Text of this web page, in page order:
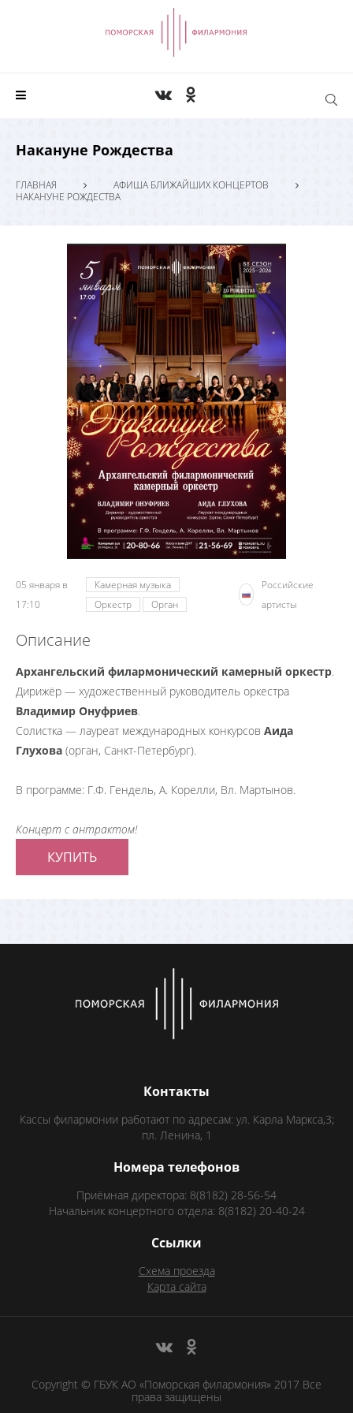
Накануне Рождества
ГЛАВНАЯ
АФИША БЛИЖАЙШИХ КОНЦЕРТОВ
НАКАНУНЕ РОЖДЕСТВА
05 января в
17:10
Камерная музыка
Оркестр
Орган
Российские
артисты
Описание
Архангельский филармонический камерный оркестр.
Дирижёр — художественный руководитель оркестра
Владимир Онуфриев.
Солистка — лауреат международных конкурсов Аида
Глухова (орган, Санкт-Петербург).
В программе: Г.Ф. Гендель, А. Корелли, Вл. Мартынов.
Концерт с антрактом!
КУПИТЬ
Контакты
Кассы филармонии работают по адресам: ул. Карла Маркса,3;
пл. Ленина, 1
Номера телефонов
Приёмная директора: 8(8182) 28-56-54
Начальник концертного отдела: 8(8182) 20-40-24
Ссылки
Схема проезда
Карта сайта
Copyright © ГБУК АО «Поморская филармония» 2017 Все
права защищены